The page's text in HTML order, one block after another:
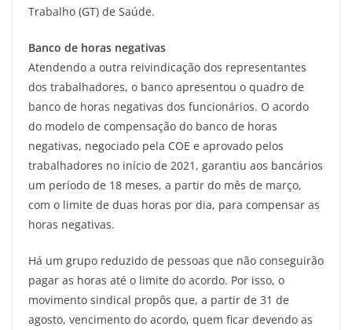
Trabalho (GT) de Saúde.
Banco de horas negativas
Atendendo a outra reivindicação dos representantes
dos trabalhadores, o banco apresentou o quadro de
banco de horas negativas dos funcionários. O acordo
do modelo de compensação do banco de horas
negativas, negociado pela COE e aprovado pelos
trabalhadores no início de 2021, garantiu aos bancários
um período de 18 meses, a partir do mês de março,
com o limite de duas horas por dia, para compensar as
horas negativas.
Há um grupo reduzido de pessoas que não conseguirão
pagar as horas até o limite do acordo. Por isso, o
movimento sindical propôs que, a partir de 31 de
agosto, vencimento do acordo, quem ficar devendo as